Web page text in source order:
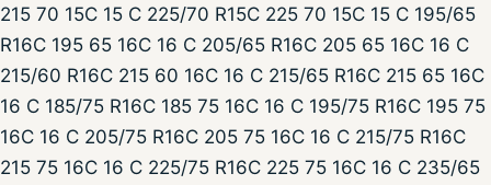
215 70 15C 15 C 225/70 R15C 225 70 15C 15 C 195/65
R16C 195 65 16C 16 C 205/65 R16C 205 65 16C 16 C
215/60 R16C 215 60 16C 16 C 215/65 R16C 215 65 16C
16 C 185/75 R16C 185 75 16C 16 C 195/75 R16C 195 75
16C 16 C 205/75 R16C 205 75 16C 16 C 215/75 R16C
215 75 16C 16 C 225/75 R16C 225 75 16C 16 C 235/65